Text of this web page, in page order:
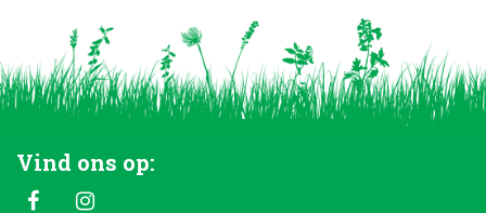
Vind ons op: